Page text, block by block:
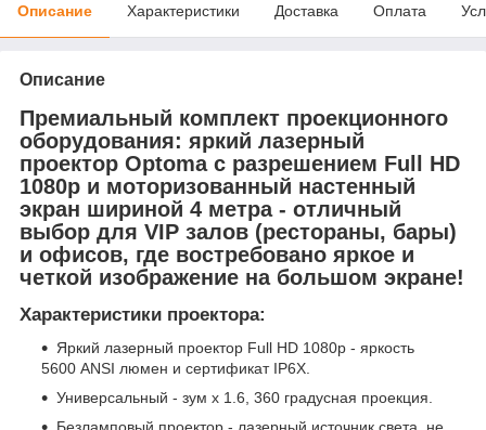
Описание Характеристики Доставка Оплата
Описание
Премиальный комплект проекционного
оборудования: яркий лазерный
проектор Optoma с разрешением Full HD
1080p и моторизованный настенный
экран шириной 4 метра - отличный
выбор для VIP залов (рестораны, бары)
и офисов, где востребовано яркое и
четкой изображение на большом экране!
Характеристики проектора:
Яркий лазерный проектор Full HD 1080p - яркость
5600 ANSI люмен и сертификат IP6X.
Универсальный - зум x 1.6, 360 градусная проекция.